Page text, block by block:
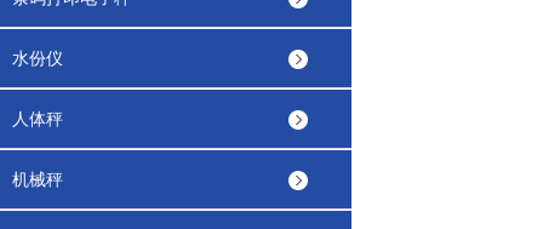
水份仪
人体秤
机械秤